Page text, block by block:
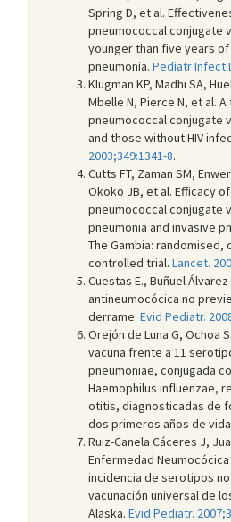
Spring D, et al.
pneumococcal conjugate
younger than five years
pneumonia. Pediatr Infect
Klugman KP, Madhi SA,
Mbelle N, Pierce N, et al.
pneumococcal conjugate
and those without HIV
2003;349:1341-8.
Cutts FT, Zaman SM,
Okoko JB, et al. Efficacy
pneumococcal conjugate
pneumonia and invasive
The Gambia:
controlled trial. Lancet.
Cuestas E., Buñuel Álvarez
antineumocócica no
derrame. Evid Pediatr.
Orejón de Luna G, Ochoa
vacuna frente a 11
pneumoniae, conjugada
Haemophilus influenzae,
otitis, diagnosticadas de
dos primeros años de
Ruiz-Canela Cáceres J,
Enfermedad
incidencia de serotipos
vacunación universal de
Alaska. Evid Pediatr.